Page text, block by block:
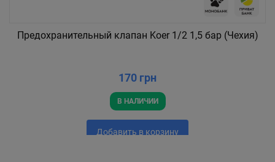
Предохранительный клапан Koer 1/2 1,5 бар (Чехия)
170 грн
В НАЛИЧИИ
Добавить в корзину